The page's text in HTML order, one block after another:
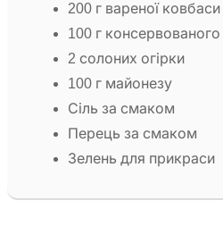
200 г вареної ковбаси
100 г
2 солоних огірки
100 г майонезу
Сіль за смаком
Перець за смаком
Зелень для прикраси